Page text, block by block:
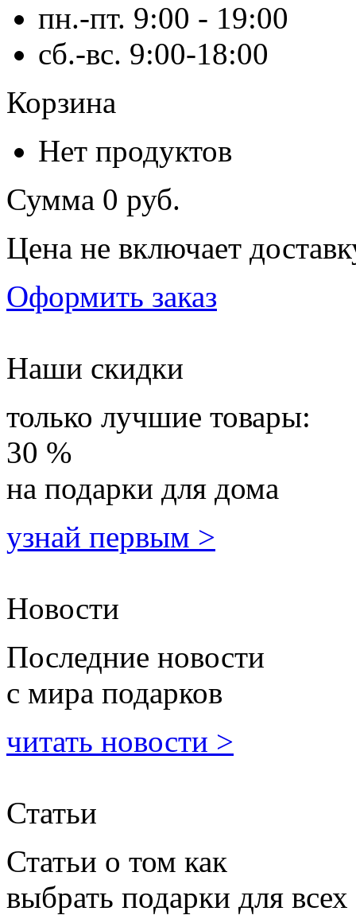
пн.-пт. 9:00 - 19:00
сб.-вс. 9:00-18:00
Корзина
Нет продуктов
Сумма 0 руб.
Цена не включает
Оформить заказ
Наши скидки
только лучшие товары:
30 %
на подарки для дома
узнай первым >
Новости
Последние новости
с мира подарков
читать новости >
Статьи
Статьи о том как
выбрать подарки для всех